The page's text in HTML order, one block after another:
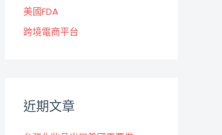
美國FDA
跨境電商平台
近期文章